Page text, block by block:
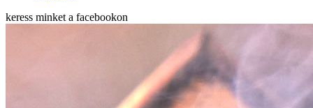
keress minket a facebookon